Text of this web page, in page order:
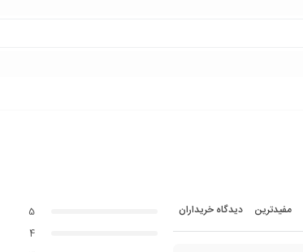
مفیدترین دیدگاه خریداران
5
4